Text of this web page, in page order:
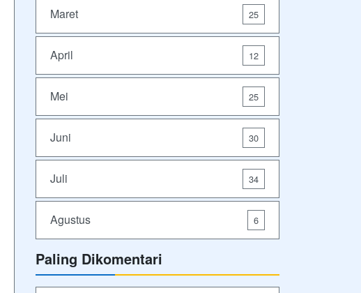
Maret 25
April 12
Mei 25
Juni 30
Juli 34
Agustus 6
Paling Dikomentari